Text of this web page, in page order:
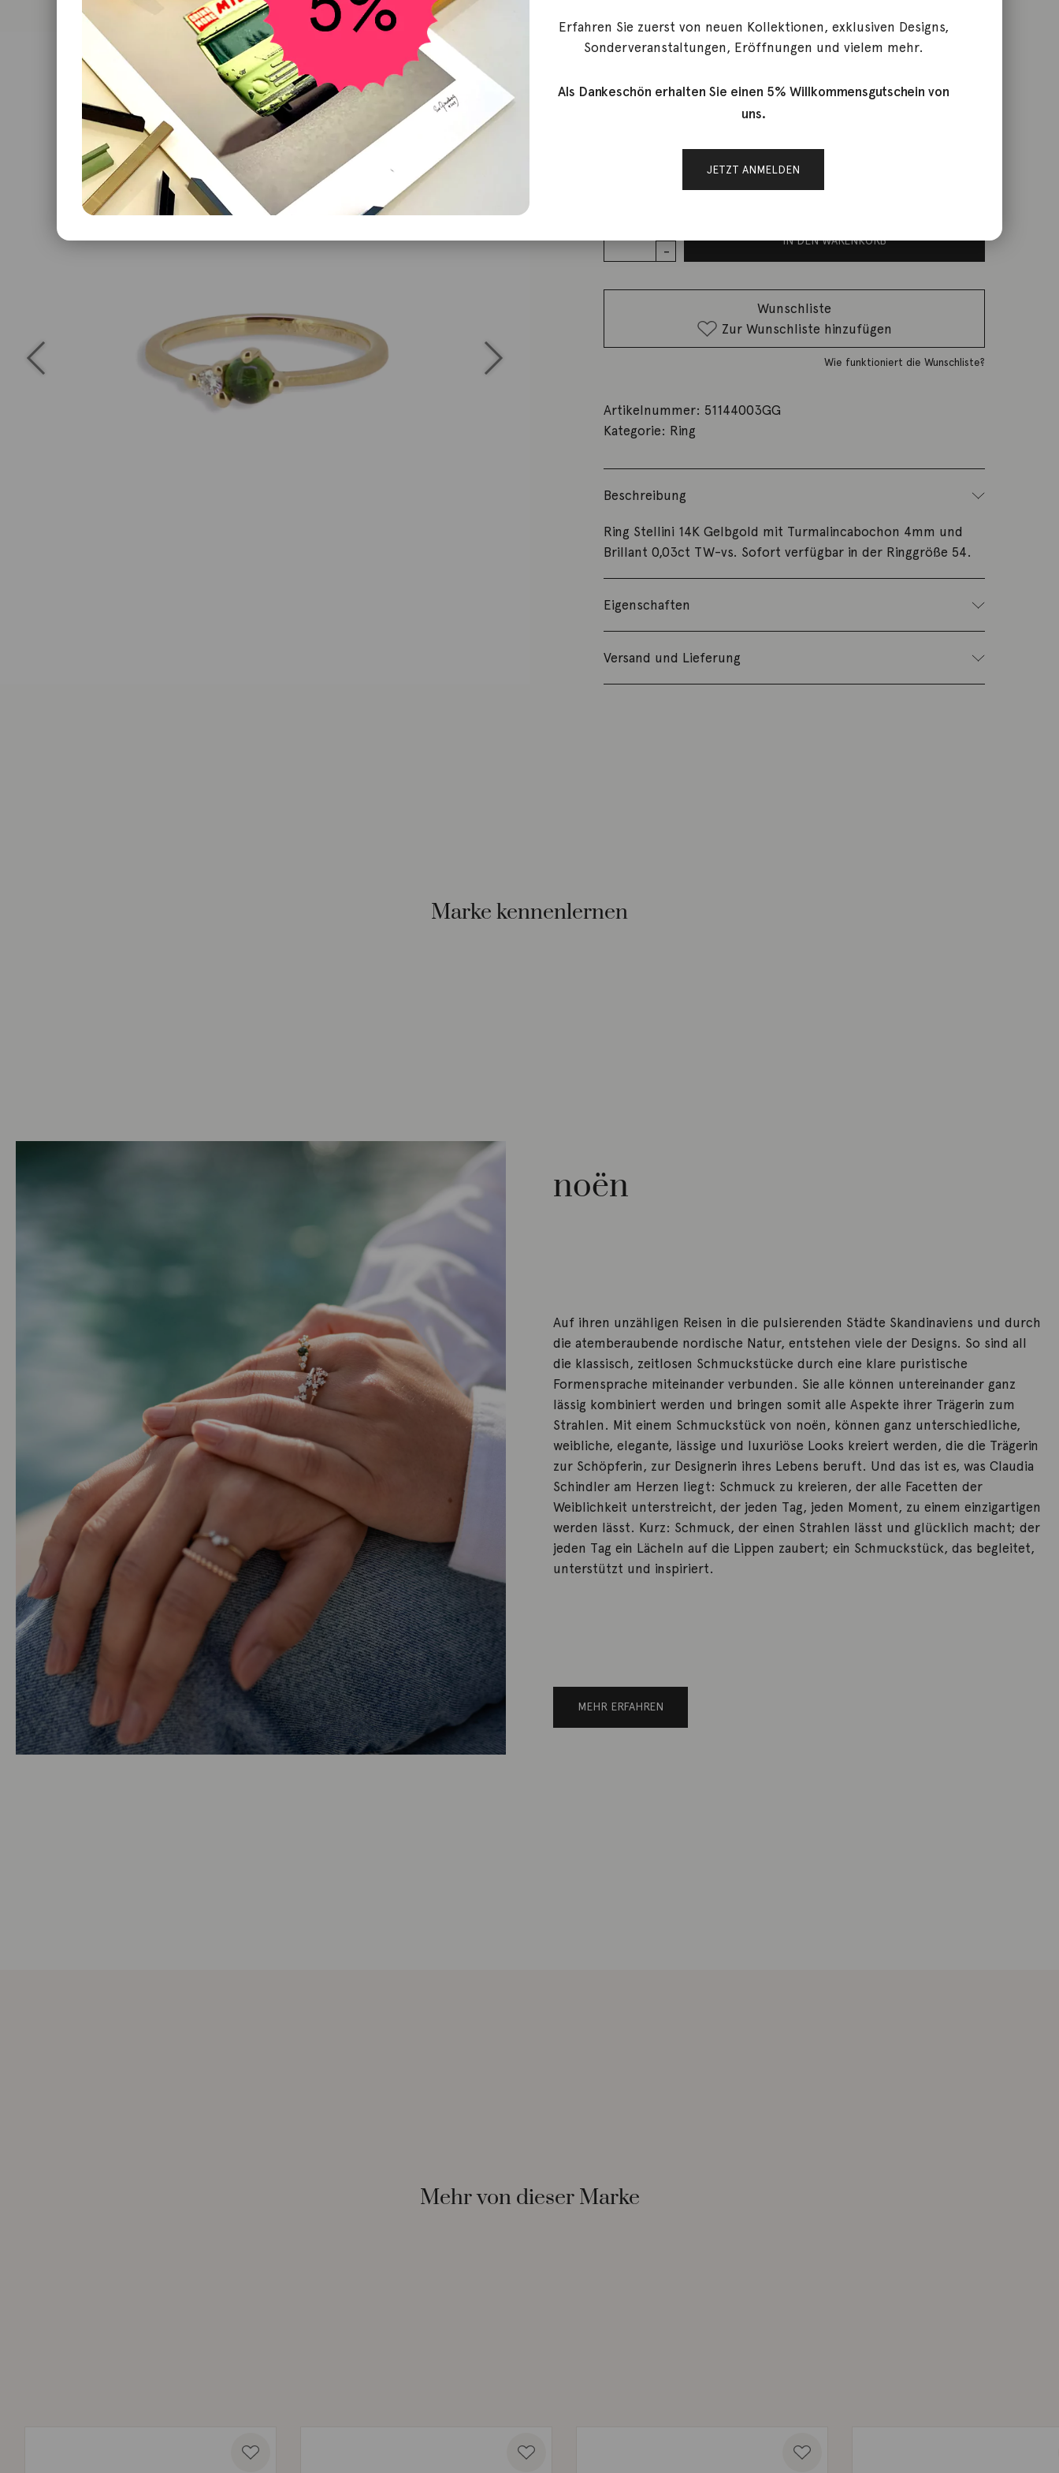
Gelbgold
Lieferzeit: ca. 2-3 Werktage
14K
IN DEN WARENKORB
Wunschliste
Zur Wunschliste hinzufügen
Wie funktioniert die Wunschliste?
Artikelnummer: 51144003GG
Kategorie: Ring
Beschreibung
Ring Stellini 14K Gelbgold mit Turmalincabochon 4mm und
Brillant 0,03ct TW-vs. Sofort verfügbar in der Ringgröße 54.
Eigenschaften
Versand und Lieferung
Marke kennenlernen
noën
Auf ihren unzähligen Reisen in die pulsierenden Städte Skandinaviens und durch
die atemberaubende nordische Natur, entstehen viele der Designs. So sind all
die klassisch, zeitlosen Schmuckstücke durch eine klare puristische
Formensprache miteinander verbunden. Sie alle können untereinander ganz
lässig kombiniert werden und bringen somit alle Aspekte ihrer Trägerin zum
Strahlen. Mit einem Schmuckstück von noën, können ganz unterschiedliche,
weibliche, elegante, lässige und luxuriöse Looks kreiert werden, die die Trägerin
zur Schöpferin, zur Designerin ihres Lebens beruft. Und das ist es, was Claudia
Schindler am Herzen liegt: Schmuck zu kreieren, der alle Facetten der
Weiblichkeit unterstreicht, der jeden Tag, jeden Moment, zu einem einzigartigen
werden lässt. Kurz: Schmuck, der einen Strahlen lässt und glücklich macht; der
jeden Tag ein Lächeln auf die Lippen zaubert; ein Schmuckstück, das begleitet,
unterstützt und inspiriert.
MEHR ERFAHREN
Mehr von dieser Marke
Erfahren Sie zuerst von neuen Kollektionen, exklusiven Designs,
Sonderveranstaltungen, Eröffnungen und vielem mehr.
Als Dankeschön erhalten Sie einen 5% Willkommensgutschein von
uns.
JETZT ANMELDEN